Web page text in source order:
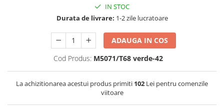
IN STOC
Durata de livrare: 1-2 zile lucratoare
ADAUGA IN COS
Cod Produs: M5071/T68 verde-42
La achizitionarea acestui produs primiti 102 Lei pentru comenzile
viitoare